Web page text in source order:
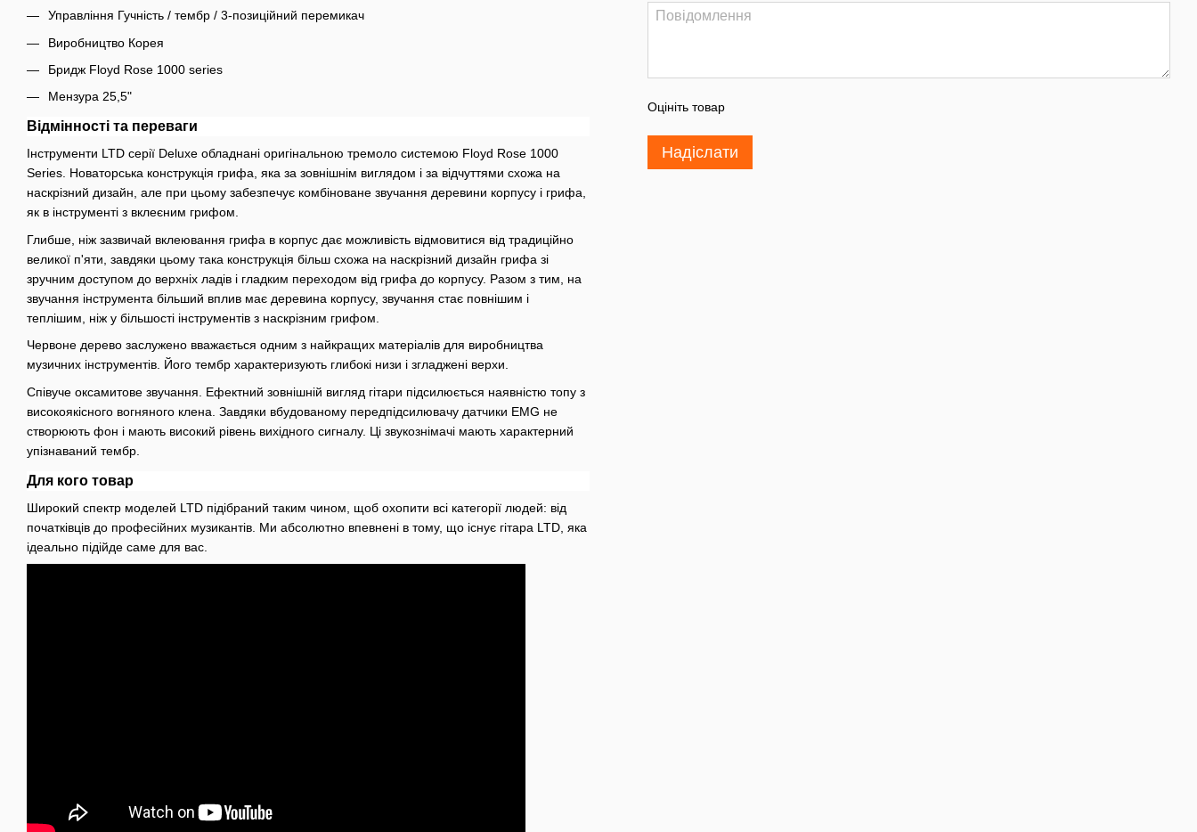
Управління Гучність / тембр / 3-позиційний перемикач
Виробництво Корея
Бридж Floyd Rose 1000 series
Мензура 25,5"
Відмінності та переваги
Інструменти LTD серії Deluxe обладнані оригінальною тремоло системою Floyd Rose 1000
Series. Новаторська конструкція грифа, яка за зовнішнім виглядом і за відчуттями схожа на
наскрізний дизайн, але при цьому забезпечує комбіноване звучання деревини корпусу і грифа,
як в інструменті з вклеєним грифом.
Глибше, ніж зазвичай вклеювання грифа в корпус дає можливість відмовитися від традиційно
великої п'яти, завдяки цьому така конструкція більш схожа на наскрізний дизайн грифа зі
зручним доступом до верхніх ладів і гладким переходом від грифа до корпусу. Разом з тим, на
звучання інструмента більший вплив має деревина корпусу, звучання стає повнішим і
теплішим, ніж у більшості інструментів з наскрізним грифом.
Червоне дерево заслужено вважається одним з найкращих матеріалів для виробництва
музичних інструментів. Його тембр характеризують глибокі низи і згладжені верхи.
Співуче оксамитове звучання. Ефектний зовнішній вигляд гітари підсилюється наявністю топу з
високоякісного вогняного клена. Завдяки вбудованому передпідсилювачу датчики EMG не
створюють фон і мають високий рівень вихідного сигналу. Ці звукознімачі мають характерний
упізнаваний тембр.
Для кого товар
Широкий спектр моделей LTD підібраний таким чином, щоб охопити всі категорії людей: від
початківців до професійних музикантів. Ми абсолютно впевнені в тому, що існує гітара LTD, яка
ідеально підійде саме для вас.
Оцініть товар
Надіслати